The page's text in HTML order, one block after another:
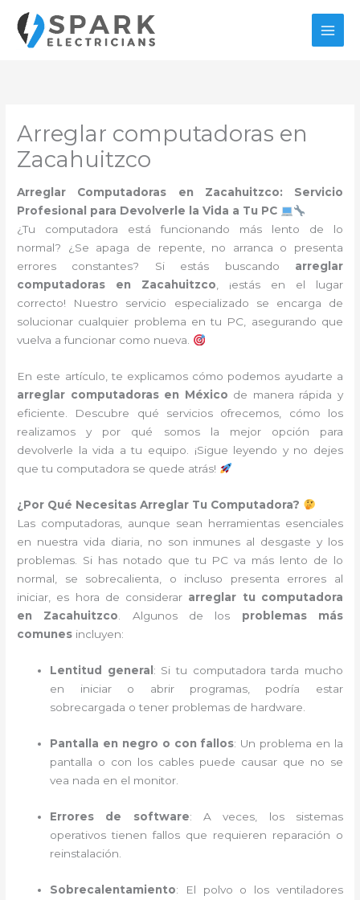
contenido
Arreglar computadoras en
Zacahuitzco
Arreglar Computadoras en Zacahuitzco: Servicio
Profesional para Devolverle la Vida a Tu PC
¿Tu computadora está funcionando más lento de lo
normal? ¿Se apaga de repente, no arranca o presenta
errores constantes? Si estás buscando arreglar
computadoras en Zacahuitzco, ¡estás en el lugar
correcto! Nuestro servicio especializado se encarga de
solucionar cualquier problema en tu PC, asegurando que
vuelva a funcionar como nueva.
En este artículo, te explicamos cómo podemos ayudarte a
arreglar computadoras en México de manera rápida y
eficiente. Descubre qué servicios ofrecemos, cómo los
realizamos y por qué somos la mejor opción para
devolverle la vida a tu equipo. ¡Sigue leyendo y no dejes
que tu computadora se quede atrás!
¿Por Qué Necesitas Arreglar Tu Computadora?
Las computadoras, aunque sean herramientas esenciales
en nuestra vida diaria, no son inmunes al desgaste y los
problemas. Si has notado que tu PC va más lento de lo
normal, se sobrecalienta, o incluso presenta errores al
iniciar, es hora de considerar arreglar tu computadora
en Zacahuitzco . Algunos de los problemas más
comunes incluyen:
Lentitud general : Si tu computadora tarda mucho
en iniciar o abrir programas, podría estar
sobrecargada o tener problemas de hardware.
Pantalla en negro o con fallos: Un problema en la
pantalla o con los cables puede causar que no se
vea nada en el monitor.
Errores de software: A veces, los sistemas
operativos tienen fallos que requieren reparación o
reinstalación.
Sobrecalentamiento: El polvo o los ventiladores